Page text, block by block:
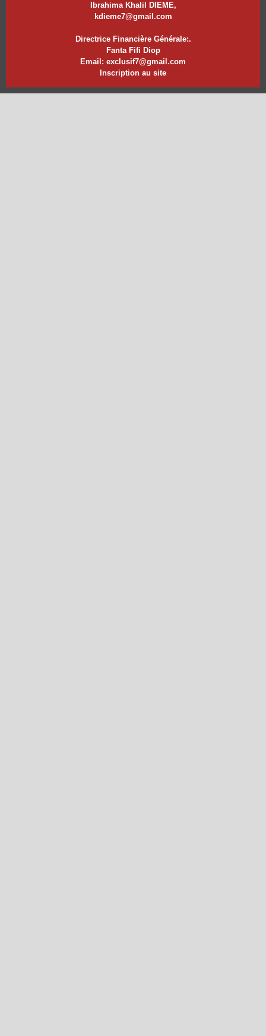
Ibrahima Khalil DIEME,
kdieme7@gmail.com
Directrice Financière Générale:.
Fanta Fifi Diop
Email: exclusif7@gmail.com
Inscription au site